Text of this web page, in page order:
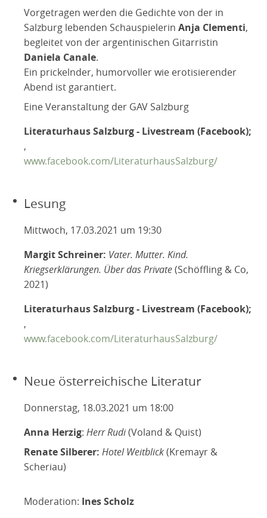
Vorgetragen werden die Gedichte von der in
Salzburg lebenden Schauspielerin Anja Clementi,
begleitet von der argentinischen Gitarristin
Daniela Canale.
Ein prickelnder, humorvoller wie erotisierender
Abend ist garantiert.
Eine Veranstaltung der GAV Salzburg
Literaturhaus Salzburg - Livestream (Facebook);
,
www.facebook.com/LiteraturhausSalzburg/
Lesung
Mittwoch, 17.03.2021 um 19:30
Margit Schreiner: Vater. Mutter. Kind.
Kriegserklärungen. Über das Private(Schöffling & Co,
2021)
Literaturhaus Salzburg - Livestream (Facebook);
,
www.facebook.com/LiteraturhausSalzburg/
Neue österreichische Literatur
Donnerstag, 18.03.2021 um 18:00
Anna Herzig: Herr Rudi(Voland & Quist)
Renate Silberer: Hotel Weitblick(Kremayr &
Scheriau)
Moderation: Ines Scholz